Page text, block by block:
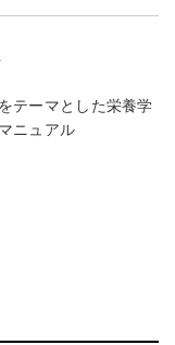
テーマとした栄養学
ニュアル